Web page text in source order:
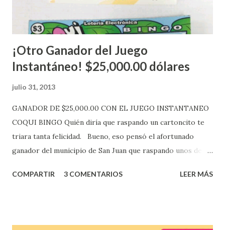
Mientras, que l...
¡Otro Ganador del Juego
Instantáneo! $25,000.00 dólares
julio 31, 2013
GANADOR DE $25,000.00 CON EL JUEGO INSTANTANEO
COQUI BINGO Quién diría que raspando un cartoncito te
triara tanta felicidad. Bueno, eso pensó el afortunado
ganador del municipio de San Juan que raspando unos de
obtuvo un premio de $25,000,00 dólares. Este es el anuncio
COMPARTIR 3 COMENTARIOS LEER MÁS